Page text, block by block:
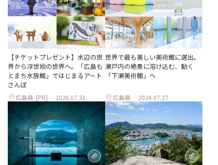
【チケットプレゼント】水辺の世
界から浮世絵の世界へ。「広島も
とまち水族館」ではじまるアート
さんぽ
広島県 [PR] 2026.07.31
世界で最も美しい美術館に選出。
瀬戸内の絶景に溶け込む、動く
「下瀬美術館」へ
広島県 2026.07.27